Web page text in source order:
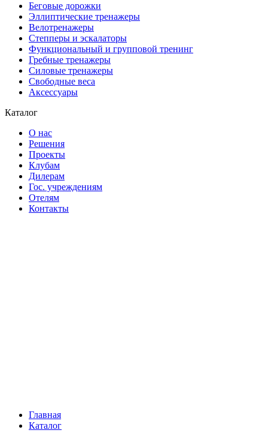
Беговые дорожки
Эллиптические тренажеры
Велотренажеры
Степперы и эскалаторы
Функциональный и групповой тренинг
Гребные тренажеры
Силовые тренажеры
Свободные веса
Аксессуары
Каталог
О нас
Решения
Проекты
Клубам
Дилерам
Гос. учреждениям
Отелям
Контакты
Главная
Каталог